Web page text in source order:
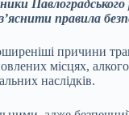
Павлоградського
правила
причини
місцях,
наслідків.